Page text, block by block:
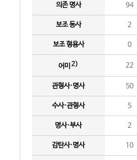
의존 명사 94
보조 동사 2
보조 형용사 0
어미 2) 22
관형사·명사 50
수사·관형사 5
명사·부사 2
감탄사·명사 10